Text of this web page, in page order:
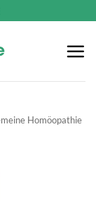
Homöopathie